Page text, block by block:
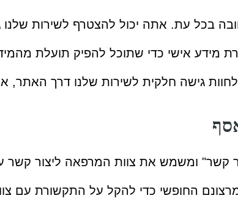
בכל עת. אתה יכול להצטרף לשירות
מידע אישי כדי שתוכל להפיק תועלת
גישה חלקית לשירות שלנו דרך האתר,
קשר" ומשמש את צוות המרפאה ליצור
החופשי כדי להקל על התקשורת עם